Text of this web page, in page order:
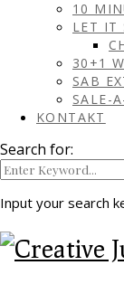
10
LET IT
30+1
SAB
SALE-
KONTAKT
Search for:
Input your search